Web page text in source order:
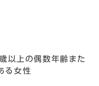
以上の偶数年齢また
る女性